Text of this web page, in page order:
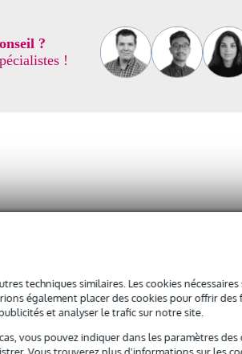
techniques similaires. Les cookies
également placer des cookies pour offrir
et analyser le trafic sur notre site.
vous pouvez indiquer dans les paramètres
Vous trouverez plus d'informations sur les
?
!
il joue aussi un rôle important dans le
au violoncelle et à la contrebasse.
instrument d'étude digne de ce nom, Bax Music